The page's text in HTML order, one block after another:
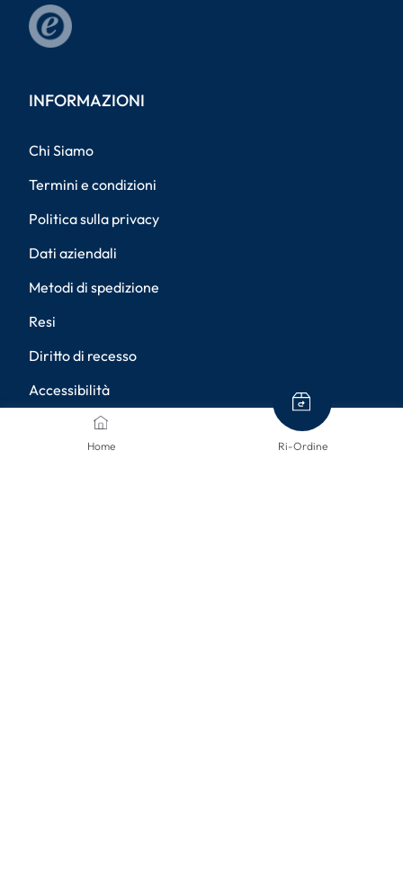
Home Ri-Ordine
INFORMAZIONI
Chi Siamo
Termini e condizioni
Politica sulla privacy
Dati aziendali
Metodi di spedizione
Resi
Diritto di recesso
Accessibilità
Impostazioni della privacy